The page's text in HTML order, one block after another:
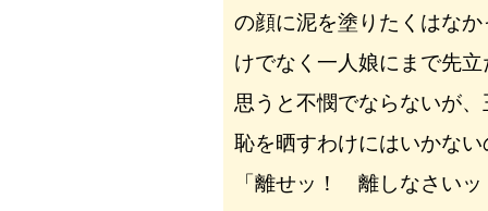
の顔に泥を塗りたくはな
けでなく一人娘にまで先
思うと不憫でならないが
恥を晒すわけにはいかない
「離せッ！ 離しなさい